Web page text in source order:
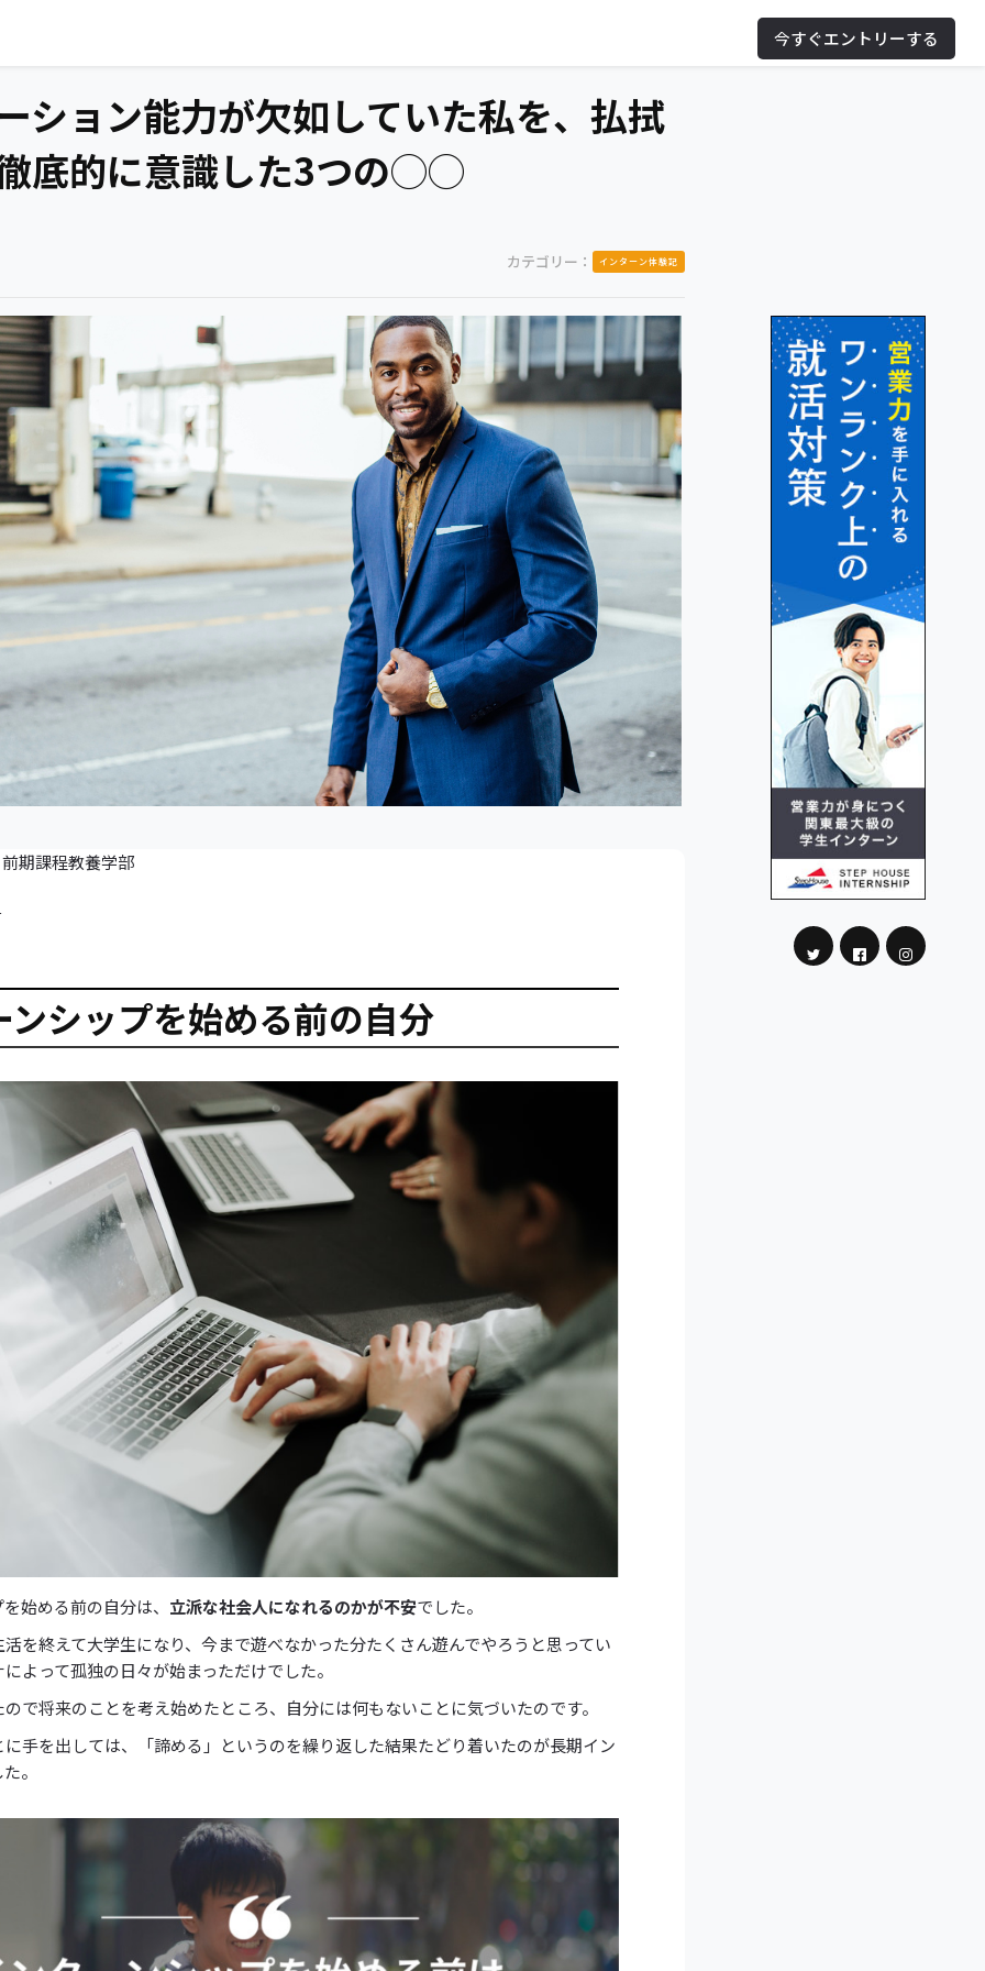
今すぐエントリーする
ション能力が欠如していた私を、払拭
底的に意識した3つの◯◯
カテゴリー： インターン体験記
期課程教養学部
ンシップを始める前の自分
始める前の自分は、 立派な社会人になれるのかが不安でした。
を終えて大学生になり、今まで遊べなかった分たくさん遊んでやろうと思ってい
よって孤独の日々が始まっただけでした。
で将来のことを考え始めたところ、自分には何もないことに気づいたのです。
手を出しては、「諦める」というのを繰り返した結果たどり着いたのが長期イン
。